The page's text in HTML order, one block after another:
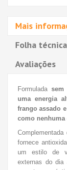
Mais
Folha técnica
Avaliações
Formuladasem
uma energia
frango assado
como
fornece
um estilo de
externas do dia